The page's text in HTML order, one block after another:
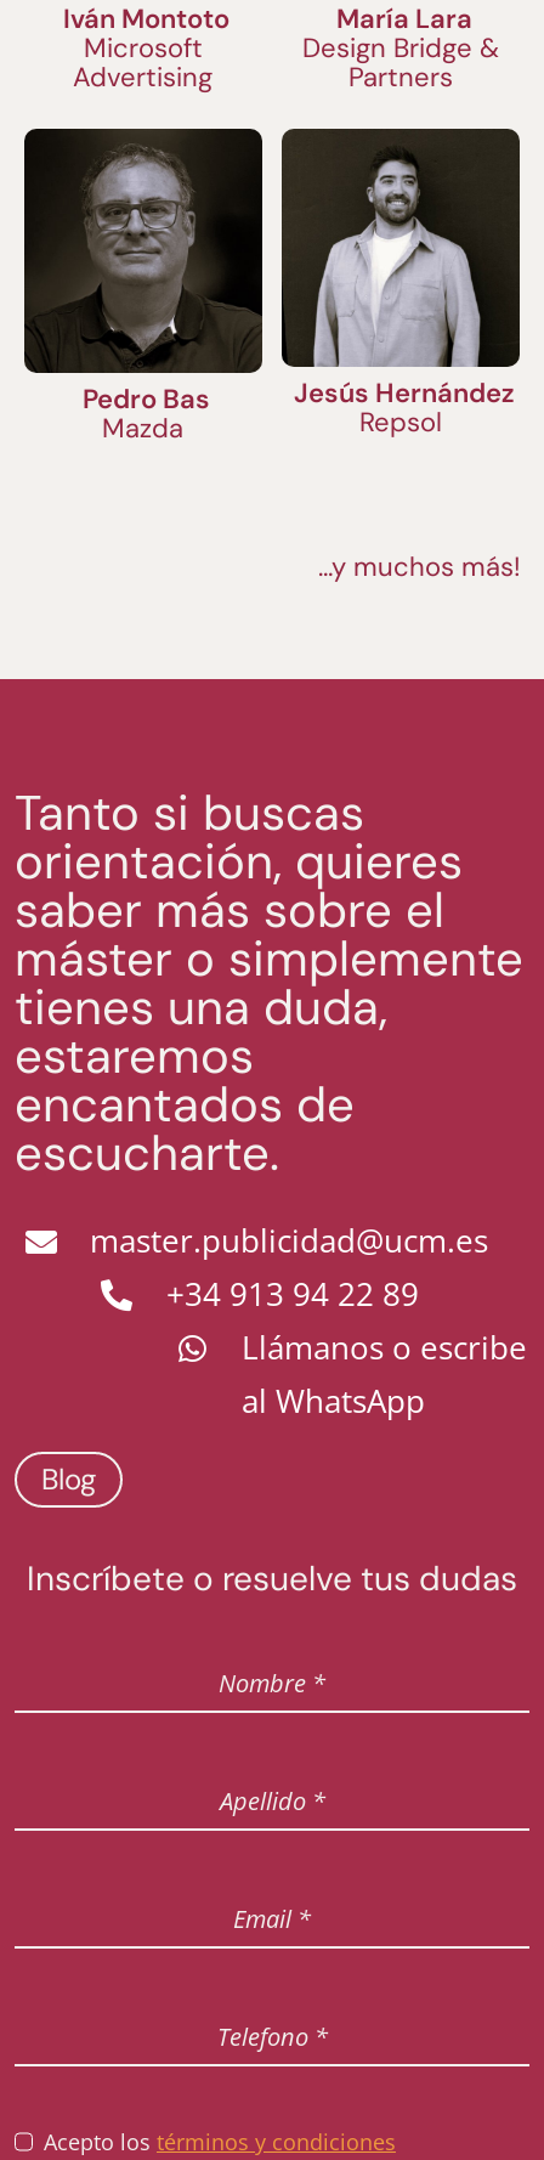
Iván Montoto
Microsoft
Advertising
María Lara
Design Bridge &
Partners
Pedro Bas
Mazda
Jesús Hernández
Repsol
…y muchos más!
Tanto si buscas
orientación, quieres
saber más sobre el
máster o simplemente
tienes una duda,
estaremos
encantados de
escucharte.
master.publicidad@ucm.es
+34 913 94 22 89
Llámanos o escribe
al WhatsApp
Blog
Inscríbete o resuelve tus dudas
Acepto los términos y condiciones